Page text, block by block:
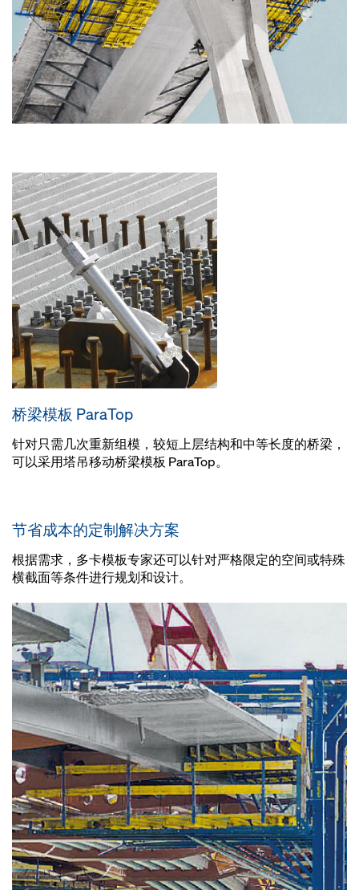
桥梁模板 ParaTop
针对只需几次重新组模，较短上层结构和中等长度的桥梁，
可以采用塔吊移动桥梁模板 ParaTop。
节省成本的定制解决方案
根据需求，多卡模板专家还可以针对严格限定的空间或特殊
横截面等条件进行规划和设计。